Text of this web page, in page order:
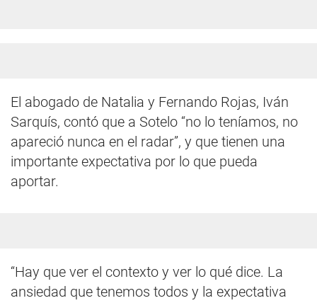
El abogado de Natalia y Fernando Rojas, Iván
Sarquís, contó que a Sotelo “no lo teníamos, no
apareció nunca en el radar”, y que tienen una
importante expectativa por lo que pueda
aportar.
“Hay que ver el contexto y ver lo qué dice. La
ansiedad que tenemos todos y la expectativa